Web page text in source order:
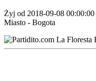
Żyj od 2018-09-08 00:00:00
Miasto - Bogota